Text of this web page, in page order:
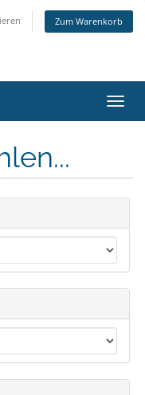
Zum Warenkorb